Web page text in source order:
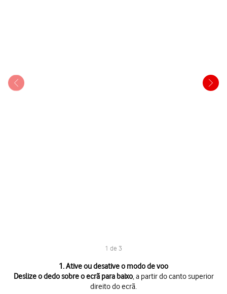
1 de 3
1. Ative ou desative o modo de voo
Deslize o dedo sobre o ecrã para baixo, a partir do canto superior
direito do ecrã.